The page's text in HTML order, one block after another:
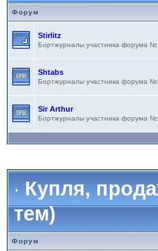
Форум
Stirlitz
Бортжурналы участника форума
Shtabs
Бортжурналы участника форума
Sir Arthur
Бортжурналы участника форума
Купля,
тем)
Форум